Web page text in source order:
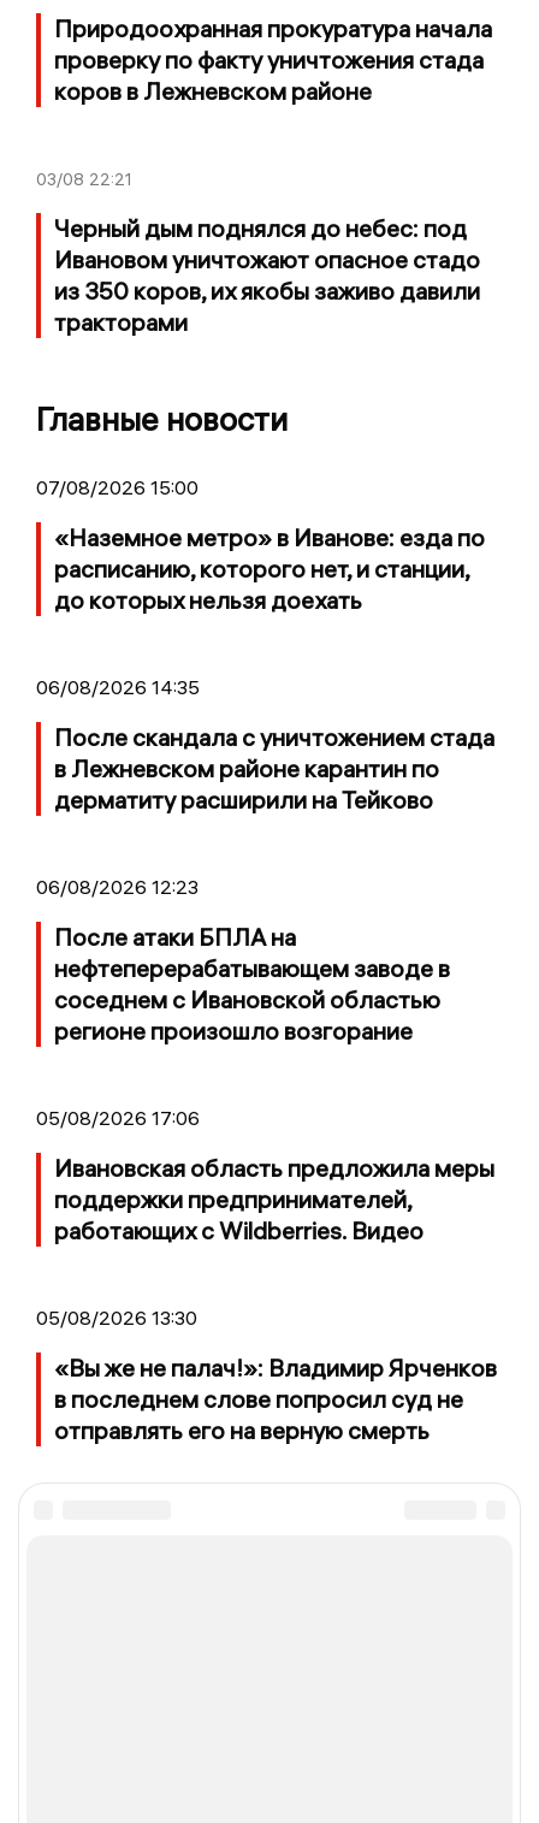
Природоохранная прокуратура начала
проверку по факту уничтожения стада
коров в Лежневском районе
03/08 22:21
Черный дым поднялся до небес: под
Ивановом уничтожают опасное стадо
из 350 коров, их якобы заживо давили
тракторами
Главные новости
07/08/2026 15:00
«Наземное метро» в Иванове: езда по
расписанию, которого нет, и станции,
до которых нельзя доехать
06/08/2026 14:35
После скандала с уничтожением стада
в Лежневском районе карантин по
дерматиту расширили на Тейково
06/08/2026 12:23
После атаки БПЛА на
нефтеперерабатывающем заводе в
соседнем с Ивановской областью
регионе произошло возгорание
05/08/2026 17:06
Ивановская область предложила меры
поддержки предпринимателей,
работающих с Wildberries. Видео
05/08/2026 13:30
«Вы же не палач!»: Владимир Ярченков
в последнем слове попросил суд не
отправлять его на верную смерть